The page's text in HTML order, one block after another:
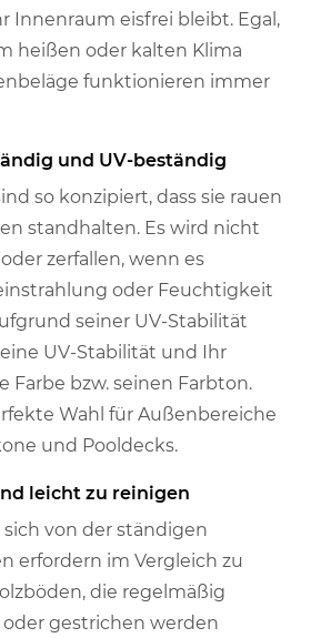
Innenraum eisfrei bleibt. Egal,
heißen oder kalten Klima
funktionieren immer
und UV-beständig
so konzipiert, dass sie rauen
standhalten. Es wird nicht
zerfallen, wenn es
oder Feuchtigkeit
seiner UV-Stabilität
UV-Stabilität und Ihr
Farbe bzw. seinen Farbton.
Wahl für Außenbereiche
und Pooldecks.
leicht zu reinigen
sich von der ständigen
erfordern im Vergleich zu
die regelmäßig
gestrichen werden